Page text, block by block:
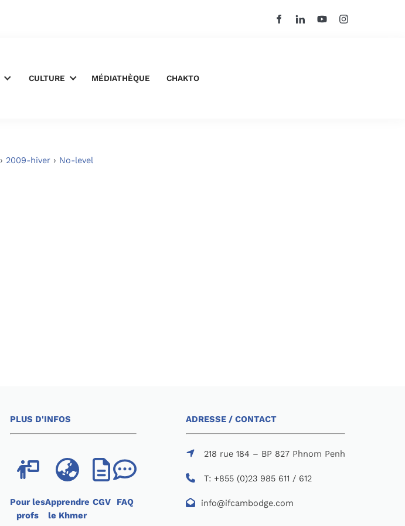
CULTURE MÉDIATHÈQUE CHAKTO
› 2009-hiver › No-level
PLUS D'INFOS
Pour les
profs
Apprendre
le Khmer
CGV FAQ
ADRESSE / CONTACT
218 rue 184 – BP 827 Phnom Penh
T: +855 (0)23 985 611 / 612
info@ifcambodge.com